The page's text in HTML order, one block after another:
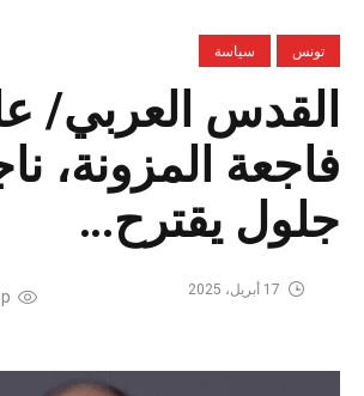
تونس سياسة
القدس العربي/
فاجعة المزونة،
جلول يقترح…
17 أبريل، 2025